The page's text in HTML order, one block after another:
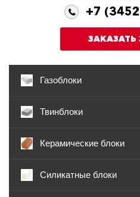
+7
Газоблоки
Твинблоки
Керамические блоки
Силикатные блоки